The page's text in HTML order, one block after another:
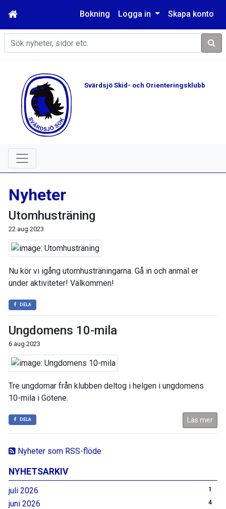
Bokning Logga in Skapa konto
Sök
Svärdsjö Skid- och Orienteringsklubb
Nyheter som RSS-flöde
NYHETSARKIV
juli 2026 1
juni 2026 4
Nyheter
Utomhusträning
22 aug 2023
Nu kör vi igång utomhusträningarna. Gå in och anmäl er
under aktiviteter! Välkommen!
DELA
Ungdomens 10-mila
6 aug 2023
Tre ungdomar från klubben deltog i helgen i ungdomens
10-mila i Götene.
DELA Läs mer